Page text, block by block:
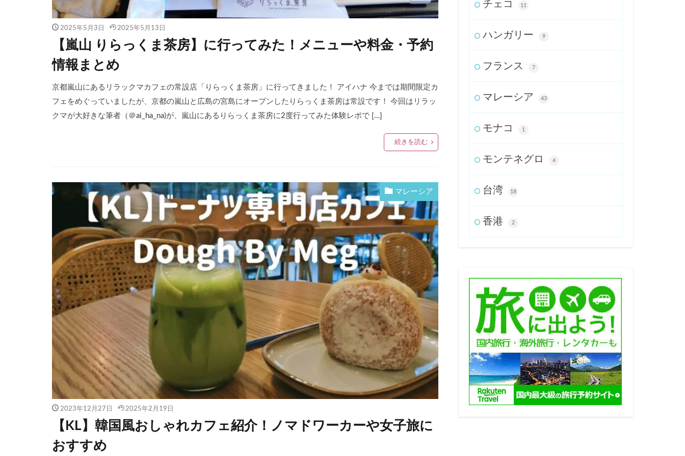
2025年5月3日 2025年5月13日
【嵐山 りらっくま茶房】に行ってみた！メニューや料金・予約
情報まとめ
京都嵐山にあるリラックマカフェの常設店「りらっくま茶房」に行ってきました！ アイハナ 今までは期間限定カ
フェをめぐっていましたが、京都の嵐山と広島の宮島にオープンしたりらっくま茶房は常設です！ 今回はリラッ
クマが大好きな筆者（＠ai_ha_na)が、嵐山にあるりらっくま茶房に2度行ってみた体験レポで […]
続きを読む
マレーシア
2023年12月27日 2025年2月19日
【KL】韓国風おしゃれカフェ紹介！ノマドワーカーや女子旅に
おすすめ
チェコ 11
ハンガリー 9
フランス 7
マレーシア 43
モナコ 1
モンテネグロ 4
台湾 18
香港 2